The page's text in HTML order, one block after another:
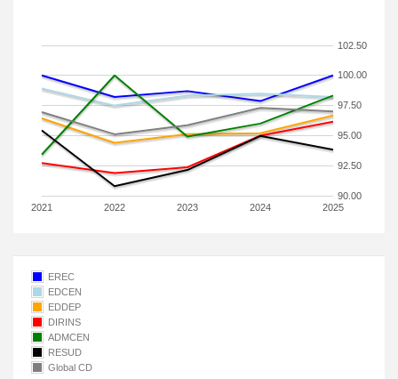
2021 2022 2023 2024 2025
90.00
92.50
95.00
97.50
100.00
102.50
EREC
EDCEN
EDDEP
DIRINS
ADMCEN
RESUD
Global CD